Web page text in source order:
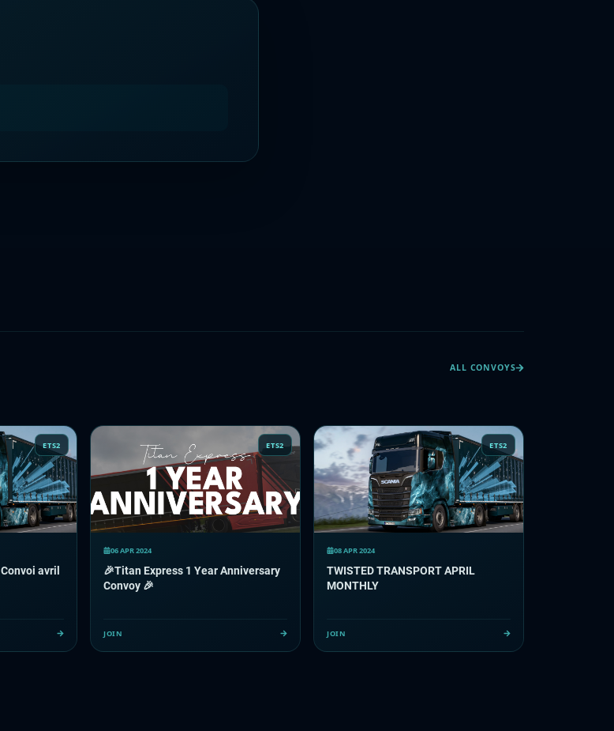
ALL CONVOYS
ETS2
avril
ETS2
06 APR 2024
🎉Titan Express 1 Year Anniversary
Convoy 🎉
JOIN
ETS2
08 APR 2024
TWISTED TRANSPORT APRIL
MONTHLY
JOIN